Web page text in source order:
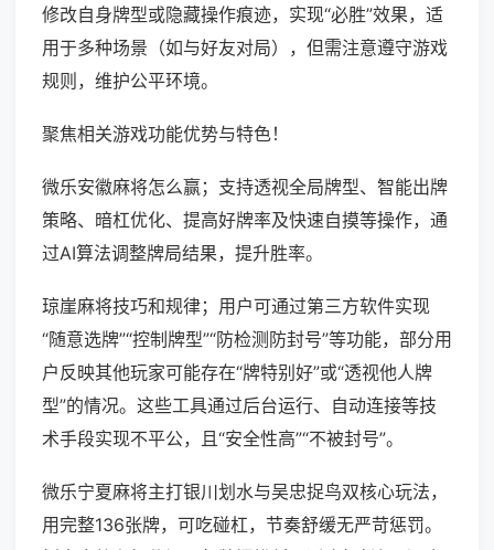
修改自身牌型或隐藏操作痕迹，实现“必胜”效果，适
用于多种场景（如与好友对局），但需注意遵守游戏
规则，维护公平环境。
聚焦相关游戏功能优势与特色！
微乐安徽麻将怎么赢；支持透视全局牌型、智能出牌
策略、暗杠优化、提高好牌率及快速自摸等操作，通
过AI算法调整牌局结果，提升胜率。
琼崖麻将技巧和规律；用户可通过第三方软件实现
“随意选牌”“控制牌型”“防检测防封号”等功能，部分用
户反映其他玩家可能存在“牌特别好”或“透视他人牌
型”的情况。这些工具通过后台运行、自动连接等技
术手段实现不平公，且“安全性高”“不被封号”。
微乐宁夏麻将主打银川划水与吴忠捉鸟双核心玩法，
用完整136张牌，可吃碰杠，节奏舒缓无严苛惩罚。